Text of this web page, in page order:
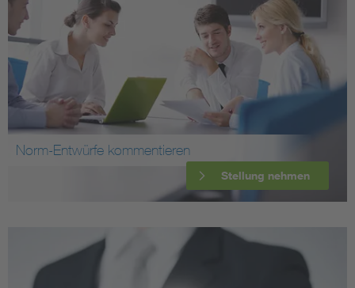
Norm-Entwürfe kommentieren
Stellung nehmen